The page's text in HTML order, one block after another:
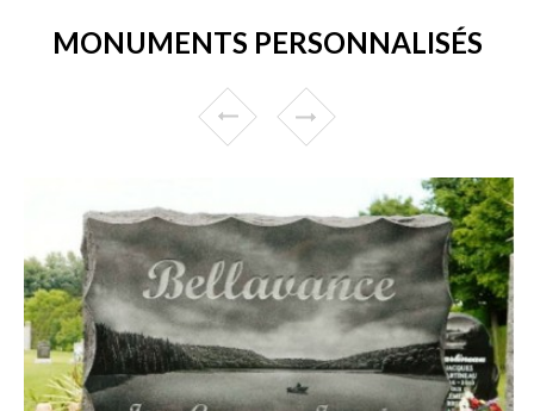
MONUMENTS PERSONNALISÉS